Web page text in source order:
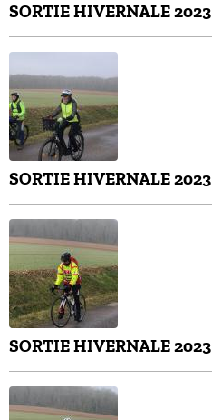
SORTIE HIVERNALE 2023
SORTIE HIVERNALE 2023
SORTIE HIVERNALE 2023